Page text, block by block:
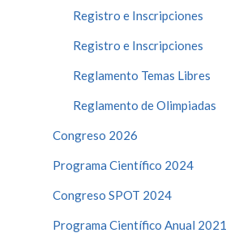
Registro e Inscripciones
Registro e Inscripciones
Reglamento Temas Libres
Reglamento de Olimpiadas
Congreso 2026
Programa Científico 2024
Congreso SPOT 2024
Programa Científico Anual 2021